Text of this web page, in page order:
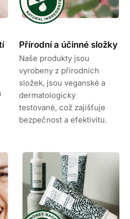
Přírodní a účinné složky
Naše produkty jsou
vyrobeny z přírodních
složek, jsou veganské a
dermatologicky
testované, což zajišťuje
bezpečnost a efektivitu.